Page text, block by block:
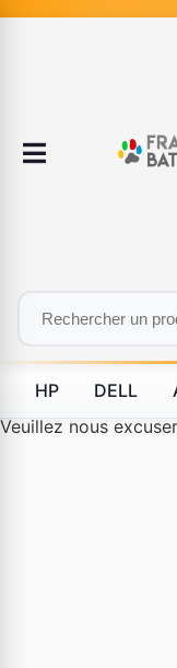
HP DELL
Le produit #BLD--
Veuillez nous